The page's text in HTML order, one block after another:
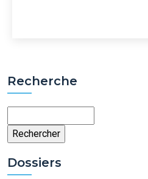
Recherche
Dossiers